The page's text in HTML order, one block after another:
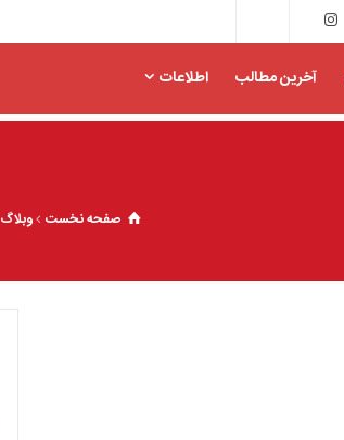
آخرین مطالب اطلاعات
صفحه نخست وبلاگ